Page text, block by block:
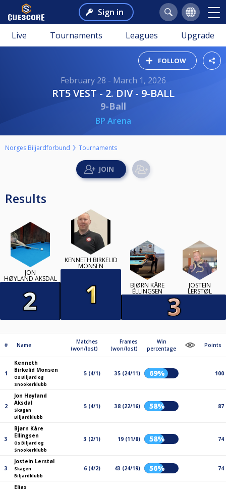
Sign in
Live Tournaments Leagues Upgrade
FOLLOW
February 28 - March 1, 2026
RT5 VEST - 2. DIV - 9-BALL
9-Ball
BP Arena
Norges Biljardforbund Tournaments
Results
JON
HØYLAND AKSDAL
KENNETH BIRKELID
MONSEN
BJØRN KÅRE
ELLINGSEN
JOSTEIN
LERSTØL
# Name
Matches
(won/lost)
Frames
(won/lost)
Win
percentage
Points
1
Kenneth
Birkelid Monsen
Os Biljard og
Snookerklubb
5 (4/1) 35 (24/11) 69% 100
2
Jon Høyland
Aksdal
Skagen
Biljardklubb
5 (4/1) 38 (22/16) 58% 87
3
Bjørn Kåre
Ellingsen
Os Biljard og
Snookerklubb
3 (2/1) 19 (11/8) 58% 74
3
Jostein Lerstøl
Skagen
Biljardklubb
6 (4/2) 43 (24/19) 56% 74
Elias